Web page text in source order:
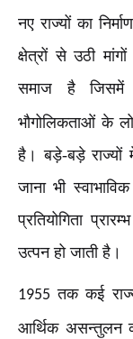
नए राज्यों का
क्षेत्रों से उठी
समाज है जिसमें
भौगोलिकताओं के
है। बड़े-बड़े राज्यों
जाना भी
प्रतियोगिता
उत्पन हो जाती है।
1955तक कई
आर्थिक असन्तुलन